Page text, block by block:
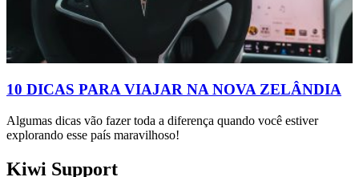
10 DICAS PARA VIAJAR NA NOVA ZELÂNDIA
Algumas dicas vão fazer toda a diferença quando você estiver
explorando esse país maravilhoso!
Kiwi Support